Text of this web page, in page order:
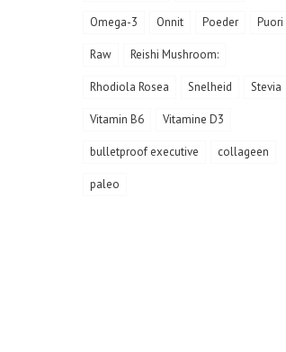
Omega-3 Onnit Poeder Puori
Raw Reishi Mushroom:
Rhodiola Rosea Snelheid Stevia
Vitamin B6 Vitamine D3
bulletproof executive collageen
paleo